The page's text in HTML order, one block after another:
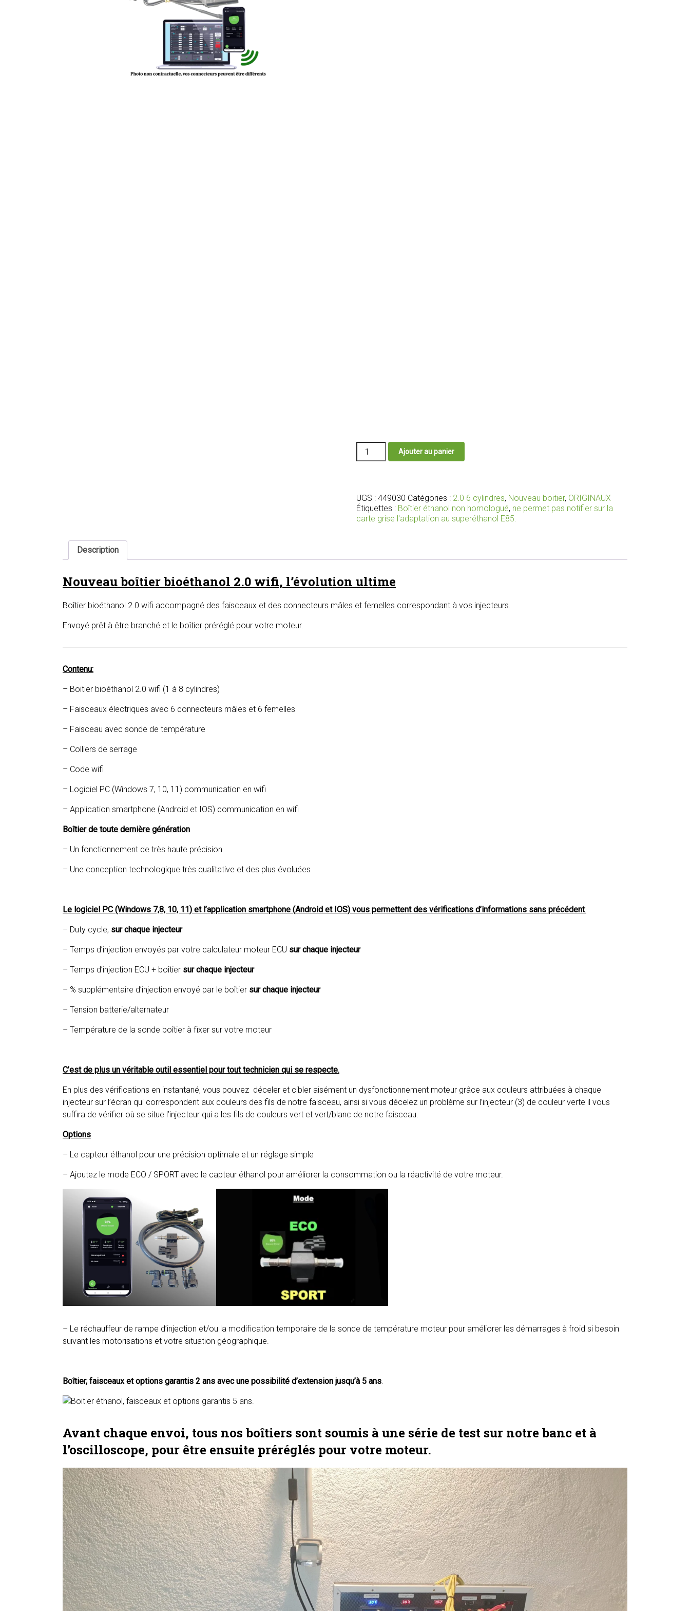
quantité
2.0
wifi
avec
adaptés
votre
moteur
Ajouter au panier
UGS : 449030 Catégories : 2.0 6 cylindres, Nouveau boitier, ORIGINAUX
Étiquettes : Boîtier éthanol non homologué, ne permet pas notifier sur la
carte grise l'adaptation au superéthanol E85.
Description
Nouveau boîtier bioéthanol 2.0 wifi, l’évolution ultime
Boîtier bioéthanol 2.0 wifi accompagné des faisceaux et des connecteurs mâles et femelles correspondant à vos injecteurs.
Envoyé prêt à être branché et le boîtier préréglé pour votre moteur.
Contenu:
– Boitier bioéthanol 2.0 wifi (1 à 8 cylindres)
– Faisceaux électriques avec 6 connecteurs mâles et 6 femelles
– Faisceau avec sonde de température
– Colliers de serrage
– Code wifi
– Logiciel PC (Windows 7, 10, 11) communication en wifi
– Application smartphone (Android et IOS) communication en wifi
Boîtier de toute dernière génération
– Un fonctionnement de très haute précision
– Une conception technologique très qualitative et des plus évoluées
Le logiciel PC (Windows 7,8, 10, 11) et l’application smartphone (Android et IOS) vous permettent des vérifications d’informations sans précédent:
– Duty cycle, sur chaque injecteur
– Temps d’injection envoyés par votre calculateur moteur ECU sur chaque injecteur
– Temps d’injection ECU + boîtier sur chaque injecteur
– % supplémentaire d’injection envoyé par le boîtier sur chaque injecteur
– Tension batterie/alternateur
– Température de la sonde boîtier à fixer sur votre moteur
C’est de plus un véritable outil essentiel pour tout technicien qui se respecte.
En plus des vérifications en instantané, vous pouvez déceler et cibler aisément un dysfonctionnement moteur grâce aux couleurs attribuées à chaque
injecteur sur l’écran qui correspondent aux couleurs des fils de notre faisceau, ainsi si vous décelez un problème sur l’injecteur (3) de couleur verte il vous
suffira de vérifier où se situe l’injecteur qui a les fils de couleurs vert et vert/blanc de notre faisceau.
Options
– Le capteur éthanol pour une précision optimale et un réglage simple
– Ajoutez le mode ECO / SPORT avec le capteur éthanol pour améliorer la consommation ou la réactivité de votre moteur.
– Le réchauffeur de rampe d’injection et/ou la modification temporaire de la sonde de température moteur pour améliorer les démarrages à froid si besoin
suivant les motorisations et votre situation géographique.
Boîtier, faisceaux et options garantis 2 ans avec une possibilité d’extension jusqu’à 5 ans.
Avant chaque envoi, tous nos boîtiers sont soumis à une série de test sur notre banc et à
l’oscilloscope, pour être ensuite préréglés pour votre moteur.